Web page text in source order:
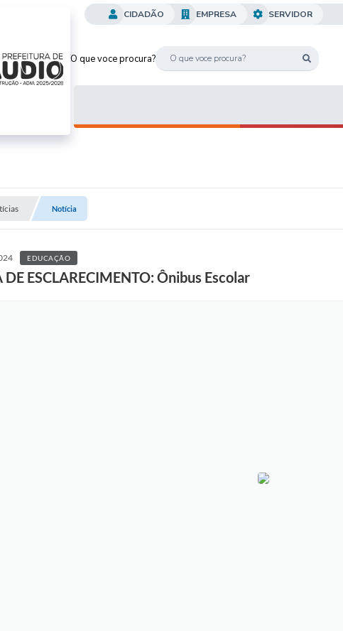
O que voce procura?
CIDADÃO EMPRESA SERVIDOR
Notícia
EDUCAÇÃO
DE ESCLARECIMENTO: Ônibus Escolar